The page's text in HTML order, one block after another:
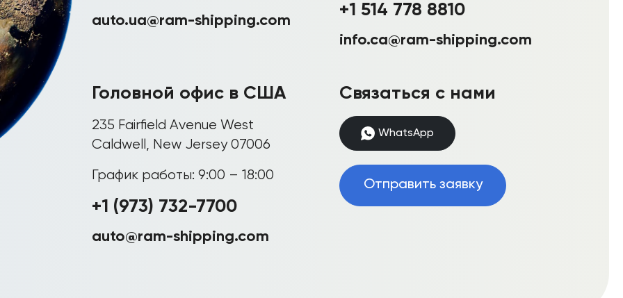
auto.ua@ram-shipping.com
+1 514 778 8810
info.ca@ram-shipping.com
Головной офис в США
235 Fairfield Avenue West
Caldwell, New Jersey 07006
График работы: 9:00 – 18:00
+1 (973) 732-7700
auto@ram-shipping.com
Связаться с нами
WhatsApp
Отправить заявку